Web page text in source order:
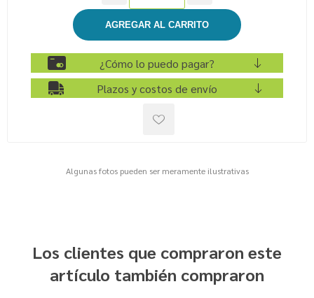
¿Cómo lo puedo pagar?
Plazos y costos de envío
Algunas fotos pueden ser meramente ilustrativas
Los clientes que compraron este
artículo también compraron